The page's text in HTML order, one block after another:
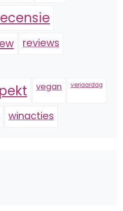
reviews
vegan verjaardag
winacties